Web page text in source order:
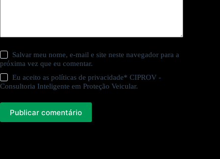
Salvar meu nome, e-mail e site neste navegador para a
próxima vez que eu comentar.
Eu aceito aspolíticas de privacidade* CIPROV -
Consultoria Inteligente em Proteção Veicular.
Publicar comentário